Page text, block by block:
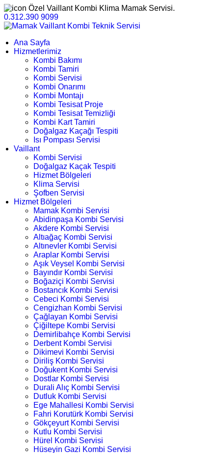
Özel Vaillant Kombi Klima Mamak Servisi.
0.312.390 9099
Ana Sayfa
Hizmetlerimiz
Kombi Bakımı
Kombi Tamiri
Kombi Servisi
Kombi Onarımı
Kombi Montajı
Kombi Tesisat Proje
Kombi Tesisat Temizliği
Kombi Kart Tamiri
Doğalgaz Kaçağı Tespiti
Isı Pompası Servisi
Vaillant
Kombi Servisi
Doğalgaz Kaçak Tespiti
Hizmet Bölgeleri
Klima Servisi
Şofben Servisi
Hizmet Bölgeleri
Mamak Kombi Servisi
Abidinpaşa Kombi Servisi
Akdere Kombi Servisi
Altıağaç Kombi Servisi
Altınevler Kombi Servisi
Araplar Kombi Servisi
Aşık Veysel Kombi Servisi
Bayındır Kombi Servisi
Boğaziçi Kombi Servisi
Bostancık Kombi Servisi
Cebeci Kombi Servisi
Cengizhan Kombi Servisi
Çağlayan Kombi Servisi
Çiğiltepe Kombi Servisi
Demirlibahçe Kombi Servisi
Derbent Kombi Servisi
Dikimevi Kombi Servisi
Diriliş Kombi Servisi
Doğukent Kombi Servisi
Dostlar Kombi Servisi
Durali Alıç Kombi Servisi
Dutluk Kombi Servisi
Ege Mahallesi Kombi Servisi
Fahri Korutürk Kombi Servisi
Gökçeyurt Kombi Servisi
Kutlu Kombi Servisi
Hürel Kombi Servisi
Hüseyin Gazi Kombi Servisi